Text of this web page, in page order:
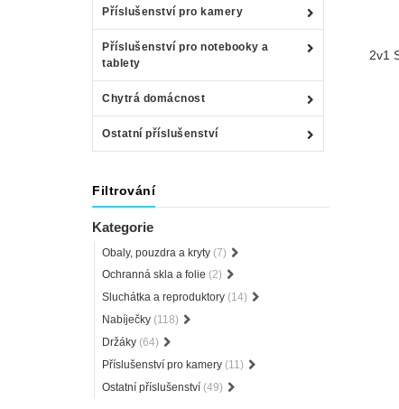
Příslušenství pro kamery
Příslušenství pro notebooky a
tablety
Chytrá domácnost
Ostatní příslušenství
Filtrování
Kategorie
Obaly, pouzdra a kryty (7)
Ochranná skla a folie (2)
Sluchátka a reproduktory (14)
Nabíječky (118)
Držáky (64)
Příslušenství pro kamery (11)
Ostatní příslušenství (49)
2v1